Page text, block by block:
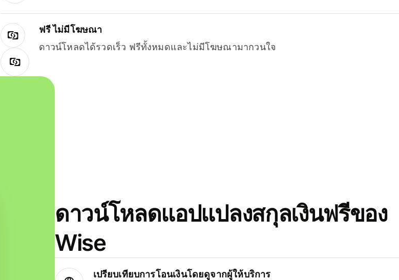
ฟรี ไม่มีโฆษณา
ดาวน์โหลดได้รวดเร็ว ฟรีทั้งหมดและไม่มีโฆษณามากวนใจ
ดาวน์โหลดแอปแปลงสกุลเงินฟรีของ
Wise
เปรียบเทียบการโอนเงินโดยดูจากผู้ให้บริการ